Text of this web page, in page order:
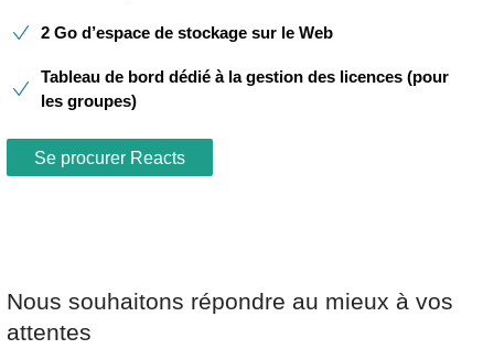
2 Go d’espace de stockage sur le Web
Tableau de bord dédié à la gestion des licences (pour
les groupes)
Se procurer Reacts
Nous souhaitons répondre au mieux à vos
attentes